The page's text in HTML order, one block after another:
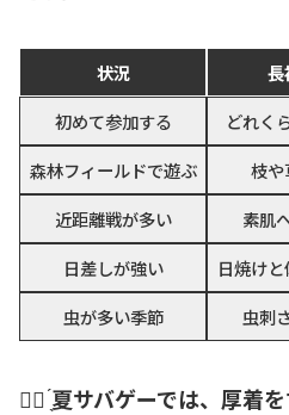
状況
長
初めて参加する
どれく
森林フィールドで遊ぶ
枝や
近距離戦が多い
素肌
日差しが強い
日焼け
虫が多い季節
虫刺
☝🏻 ̖́夏サバゲーでは、厚着